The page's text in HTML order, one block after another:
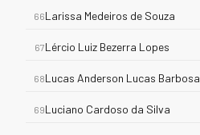
66Larissa Medeiros de Souza
67Lércio Luiz Bezerra Lopes
68Lucas Anderson Lucas Barbosa
69Luciano Cardoso da Silva